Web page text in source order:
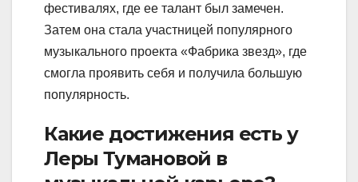
фестивалях, где ее талант был замечен.
Затем она стала участницей популярного
музыкального проекта «Фабрика звезд», где
смогла проявить себя и получила большую
популярность.
Какие достижения есть у
Леры Тумановой в